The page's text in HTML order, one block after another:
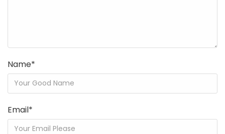
Name*
Email*